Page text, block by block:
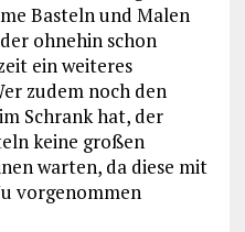
Basteln und Malen
ohnehin schon
ein weiteres
zudem noch den
Schrank hat, der
keine großen
warten, da diese mit
vorgenommen